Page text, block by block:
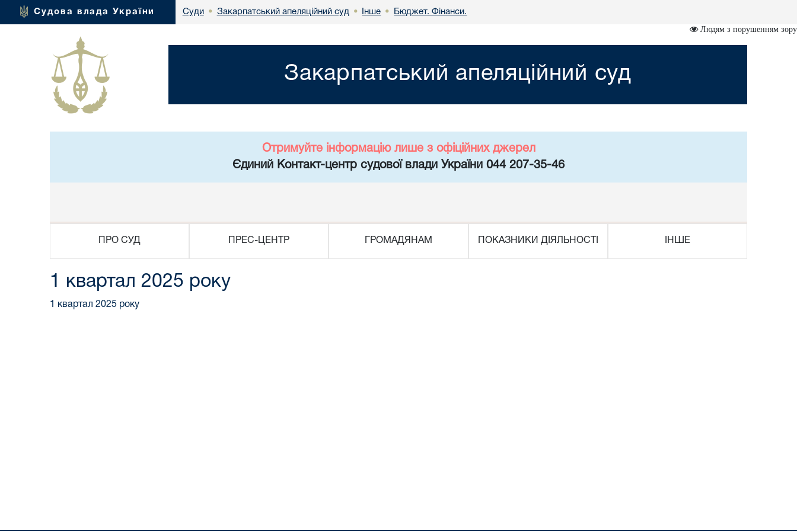
Судова влада України Суди • Закарпатський апеляційний суд • Інше • Бюджет. Фінанси.
Людям з порушенням зору
Закарпатський апеляційний суд
Отримуйте інформацію лише з офіційних джерел
Єдиний Контакт-центр судової влади України 044 207-35-46
ПРО СУД ПРЕС-ЦЕНТР ГРОМАДЯНАМ ПОКАЗНИКИ ДІЯЛЬНОСТІ ІНШЕ
1 квартал 2025 року
1 квартал 2025 року